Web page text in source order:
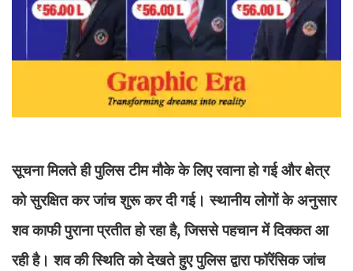
सूचना मिलते ही पुलिस टीम मौके के लिए रवाना हो गई और क्षेत्र
को सुरक्षित कर जांच शुरू कर दी गई। स्थानीय लोगों के अनुसार
शव काफी पुराना प्रतीत हो रहा है, जिससे पहचान में दिक्कत आ
रही है। शव की स्थिति को देखते हुए पुलिस द्वारा फॉरेंसिक जांच